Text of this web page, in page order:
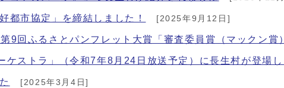
都市協定」を締結しました！ [2025年9月12日]
9回ふるさとパンフレット大賞「審査委員賞（マックン賞
ケストラ」（令和7年8月24日放送予定）に長生村が登場し
[2025年3月4日]